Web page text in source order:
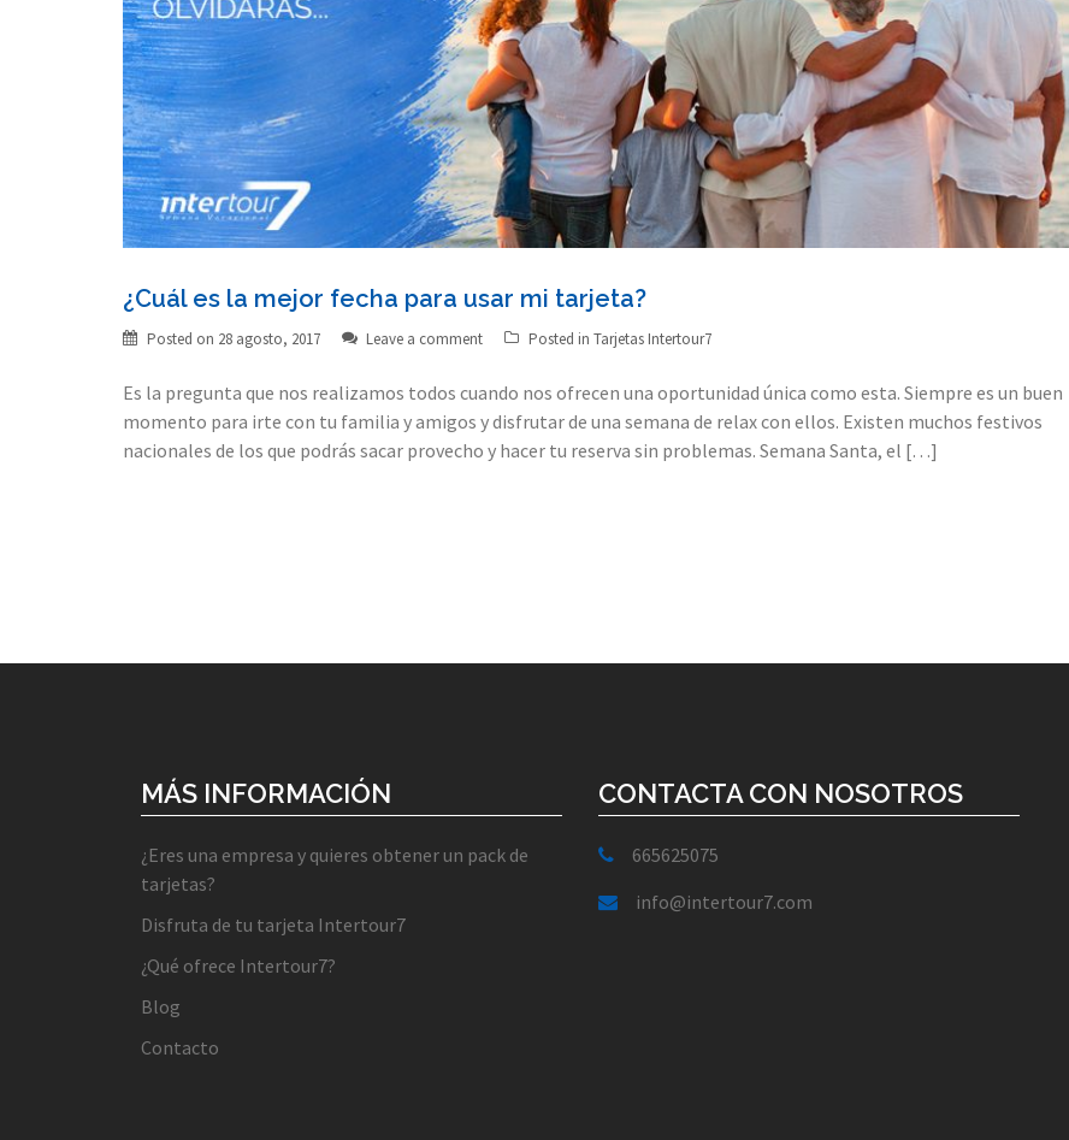
¿Cuál es la mejor fecha para usar mi tarjeta?
Posted on 28 agosto, 2017 Leave a comment Posted in Tarjetas Intertour7
Es la pregunta que nos realizamos todos cuando nos ofrecen una oportunidad única como esta. Siempre es un buen
momento para irte con tu familia y amigos y disfrutar de una semana de relax con ellos. Existen muchos festivos
nacionales de los que podrás sacar provecho y hacer tu reserva sin problemas. Semana Santa, el […]
MÁS INFORMACIÓN
¿Eres una empresa y quieres obtener un pack de
tarjetas?
Disfruta de tu tarjeta Intertour7
¿Qué ofrece Intertour7?
Blog
Contacto
CONTACTA CON NOSOTROS
665625075
info@intertour7.com